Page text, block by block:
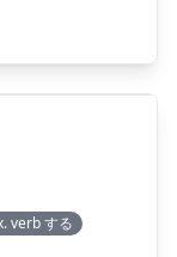
answer
verb する